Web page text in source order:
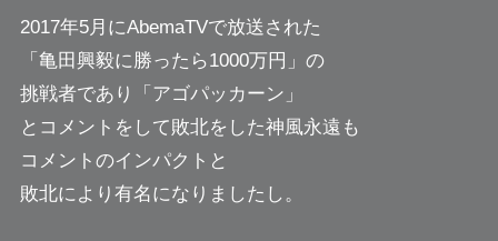
2017年5月にAbemaTVで放送された
「亀田興毅に勝ったら1000万円」の
挑戦者であり「アゴパッカーン」
とコメントをして敗北をした神風永遠も
コメントのインパクトと
敗北により有名になりましたし。